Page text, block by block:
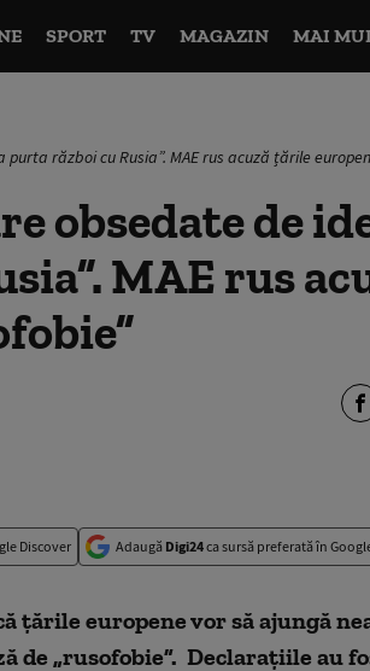
SPORT TV MAGAZIN MAI
război cu Rusia”. MAE rus acuză țările
obsedate de
MAE rus
Discover Adaugă Digi24ca sursă preferată în
țările europene vor să ajungă
de „rusofobie”. Declarațiile au